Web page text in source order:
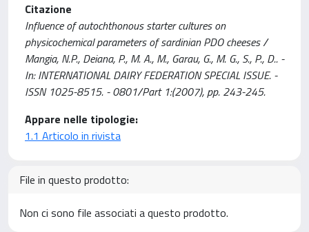
Citazione
Influence of autochthonous starter cultures on
physicochemical parameters of sardinian PDO cheeses /
Mangia, N.P., Deiana, P., M. A., M., Garau, G., M. G., S., P., D.. -
In: INTERNATIONAL DAIRY FEDERATION SPECIAL ISSUE. -
ISSN 1025-8515. - 0801/Part 1:(2007), pp. 243-245.
Appare nelle tipologie:
1.1 Articolo in rivista
File in questo prodotto:
Non ci sono file associati a questo prodotto.